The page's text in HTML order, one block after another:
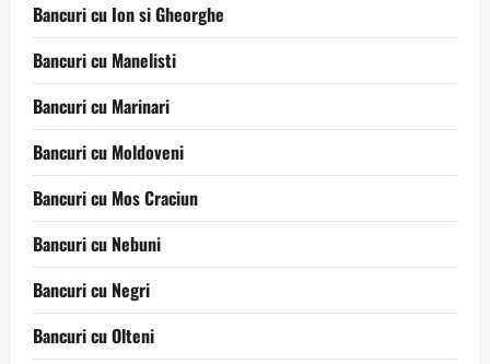
Bancuri cu Ion si Gheorghe
Bancuri cu Manelisti
Bancuri cu Marinari
Bancuri cu Moldoveni
Bancuri cu Mos Craciun
Bancuri cu Nebuni
Bancuri cu Negri
Bancuri cu Olteni